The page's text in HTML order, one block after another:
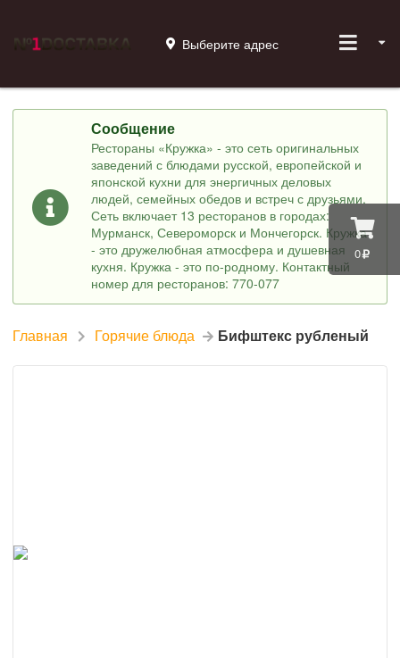
0
Выберите адрес
Сообщение
Рестораны «Кружка» - это сеть оригинальных
заведений с блюдами русской, европейской и
японской кухни для энергичных деловых
людей, семейных обедов и встреч с друзьями.
Сеть включает 13 ресторанов в городах:
Мурманск, Североморск и Мончегорск. Кружка
- это дружелюбная атмосфера и душевная
кухня. Кружка - это по-родному. Контактный
номер для ресторанов: 770-077
Главная Горячие блюда Бифштекс рубленый